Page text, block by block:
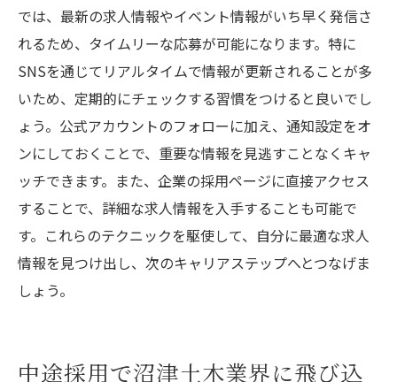
では、最新の求人情報やイベント情報がいち早く発信さ
れるため、タイムリーな応募が可能になります。特に
SNSを通じてリアルタイムで情報が更新されることが多
いため、定期的にチェックする習慣をつけると良いでし
ょう。公式アカウントのフォローに加え、通知設定をオ
ンにしておくことで、重要な情報を見逃すことなくキャ
ッチできます。また、企業の採用ページに直接アクセス
することで、詳細な求人情報を入手することも可能で
す。これらのテクニックを駆使して、自分に最適な求人
情報を見つけ出し、次のキャリアステップへとつなげま
しょう。
中途採用で沼津土木業界に飛び込